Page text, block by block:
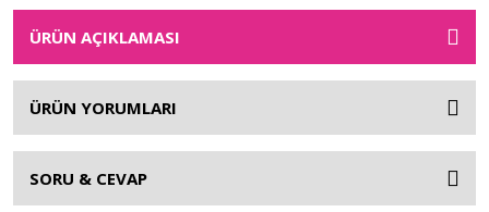
ÜRÜN AÇIKLAMASI
ÜRÜN YORUMLARI
SORU & CEVAP